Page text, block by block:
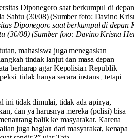
Diponegoro saat berkumpul di depan
(30/08) (Sumber foto: Davino Krisna
mahasiswa juga menegaskan
tindak lanjut dan masa depan
berharap agar Kepolisian Republik
tidak hanya secara instansi, tetapi
ini tidak dimulai, tidak ada apinya,
dan ya harusnya mereka (polisi) bisa
balik ke masyarakat. Karena
juga bagian dari masyarakat, kenapa